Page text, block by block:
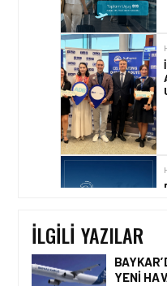
İLGILI YAZILAR
YENI